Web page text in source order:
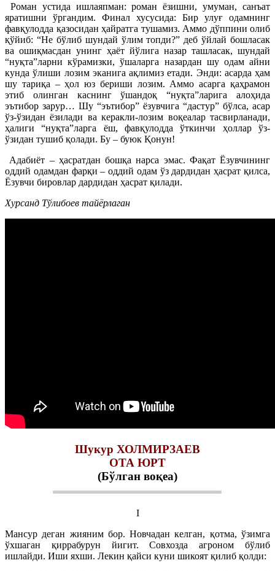
Роман устида ишлаяпман: роман ёзишни, умуман, санъат
яратишни ўргандим. Финал хусусида: Бир улуғ одамнинг
фавқулодда қазосидан ҳайратга тушамиз. Аммо дўппини олиб
қўйиб: “Не бўлиб шундай ўлим топди?” деб ўйлай бошласак
ва ошиқмасдан унинг ҳаёт йўлига назар ташласак, шундай
“нуқта”ларни кўрамизки, ўшаларга назардан шу одам айни
кунда ўлиши лозим эканига ақлимиз етади. Энди: асарда ҳам
шу тариқа – ҳол юз бериши лозим. Аммо асарга қаҳрамон
этиб олинган каснинг ўшандоқ “нуқта”ларига алоҳида
эътибор зарур… Шу “эътибор” ёзувчига “дастур” бўлса, асар
ўз-ўзидан ёзилади ва керакли-лозим воқеалар тасвирланади,
ҳалиги “нуқта”ларга ёш, фавқулодда ўткинчи ҳоллар ўз-
ўзидан тушиб қолади. Бу – буюк Қонун!
Адабиёт – ҳасратдан бошқа нарса эмас. Фақат Ёзувчининг
оддий одамдан фарқи – оддий одам ўз дардидан ҳасрат қилса,
Ёзувчи бировлар дардидан ҳасрат қилади.
Хурсанд Тўлибоев тайёрлаган
Шукур ХОЛМИРЗАЕВ
ОТА ЮРТ
(Бўлган воқеа)
I
Мансур деган жияним бор. Новчадан келган, қотма, ўзимга
ўхшаган қиррабурун йигит. Совхозда агроном бўлиб
ишлайди. Иши яхши. Лекин қайси куни шикоят қилиб қолди: